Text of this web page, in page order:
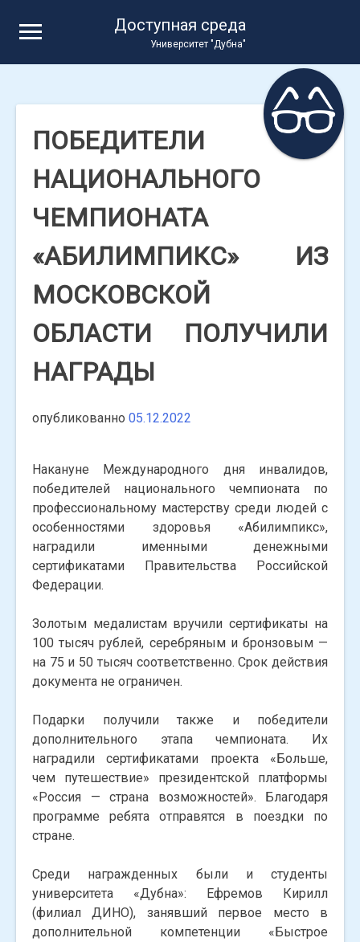
Доступная среда
Университет "Дубна"
ПОБЕДИТЕЛИ
НАЦИОНАЛЬНОГО
ЧЕМПИОНАТА
«АБИЛИМПИКС» ИЗ
МОСКОВСКОЙ
ОБЛАСТИ ПОЛУЧИЛИ
НАГРАДЫ
опубликованно 05.12.2022
Накануне Международного дня инвалидов,
победителей национального чемпионата по
профессиональному мастерству среди людей с
особенностями здоровья «Абилимпикс»,
наградили именными денежными
сертификатами Правительства Российской
Федерации.
Золотым медалистам вручили сертификаты на
100 тысяч рублей, серебряным и бронзовым —
на 75 и 50 тысяч соответственно. Срок действия
документа не ограничен.
Подарки получили также и победители
дополнительного этапа чемпионата. Их
наградили сертификатами проекта «Больше,
чем путешествие» президентской платформы
«Россия — страна возможностей». Благодаря
программе ребята отправятся в поездки по
стране.
Среди награжденных были и студенты
университета «Дубна»: Ефремов Кирилл
(филиал ДИНО), занявший первое место в
дополнительной компетенции «Быстрое